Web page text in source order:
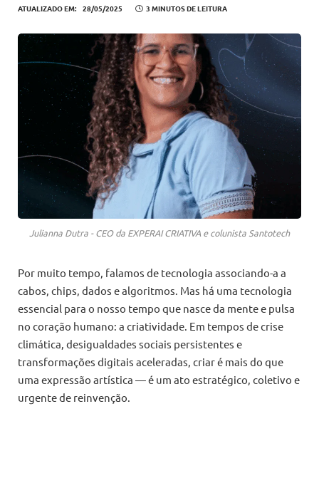
ATUALIZADO EM: 28/05/2025 3 MINUTOS DE LEITURA
Julianna Dutra - CEO da EXPERAI CRIATIVA e colunista Santotech
Por muito tempo, falamos de tecnologia associando-a a
cabos, chips, dados e algoritmos. Mas há uma tecnologia
essencial para o nosso tempo que nasce da mente e pulsa
no coração humano: a criatividade. Em tempos de crise
climática, desigualdades sociais persistentes e
transformações digitais aceleradas, criar é mais do que
uma expressão artística — é um ato estratégico, coletivo e
urgente de reinvenção.